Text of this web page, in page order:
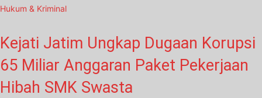
Hukum & Kriminal
Kejati Jatim Ungkap Dugaan Korupsi
65 Miliar Anggaran Paket Pekerjaan
Hibah SMK Swasta